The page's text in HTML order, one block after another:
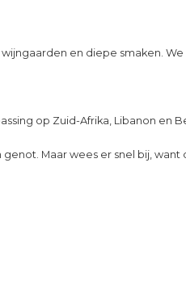
en diepe smaken. We
op Zuid-Afrika, Libanon en
Maar wees er snel bij, want